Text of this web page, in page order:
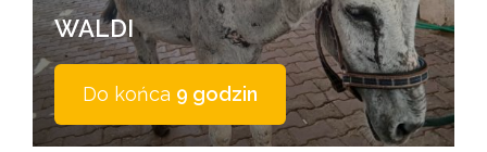
WALDI
Do końca 9 godzin